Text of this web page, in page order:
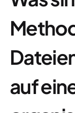
auf